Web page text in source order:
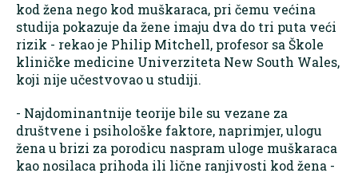
kod žena nego kod muškaraca, pri čemu većina
studija pokazuje da žene imaju dva do tri puta veći
rizik - rekao je Philip Mitchell, profesor sa Škole
kliničke medicine Univerziteta New South Wales,
koji nije učestvovao u studiji.
- Najdominantnije teorije bile su vezane za
društvene i psihološke faktore, naprimjer, ulogu
žena u brizi za porodicu naspram uloge muškaraca
kao nosilaca prihoda ili lične ranjivosti kod žena -